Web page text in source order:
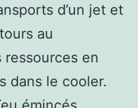
d’un jet et
au
ressources en
dans le cooler.